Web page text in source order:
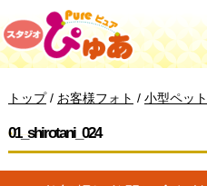
このページの本文へ
現
の
トップ/ お客様フォト / 小型ペット
01_shirotani_024